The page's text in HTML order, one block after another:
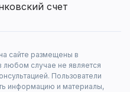
счет
сайте размещены в
любом случае не является
Пользователи
информацию и материалы,